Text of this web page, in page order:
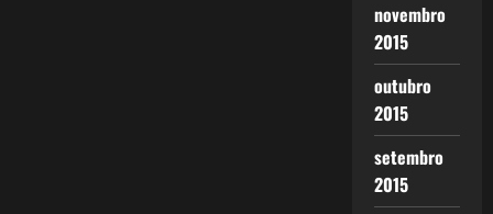
novembro
2015
outubro
2015
setembro
2015